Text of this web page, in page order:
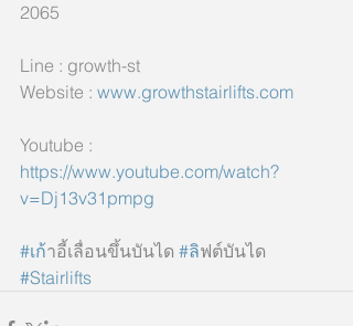
2065
Line : growth-st
Website : www.growthstairlifts.com
Youtube :
https://www.youtube.com/watch?
v=Dj13v31pmpg
#เก้าอี้เลื่อนขึ้นบันได #ลิฟต์บันได
#Stairlifts